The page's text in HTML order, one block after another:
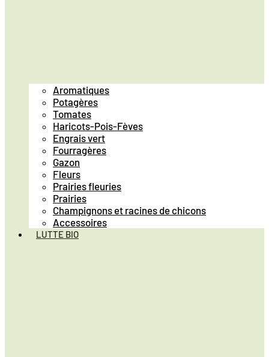
Aromatiques
Potagères
Tomates
Haricots-Pois-Fèves
Engrais vert
Fourragères
Gazon
Fleurs
Prairies fleuries
Prairies
Champignons et racines de chicons
Accessoires
LUTTE BIO